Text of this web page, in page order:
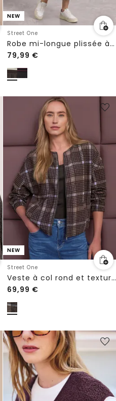
NEW
Street One
Robe mi-longue plissée à rayures
79,99 €
NEW
Street One
Veste à col rond et texture velours côtelé
69,99 €